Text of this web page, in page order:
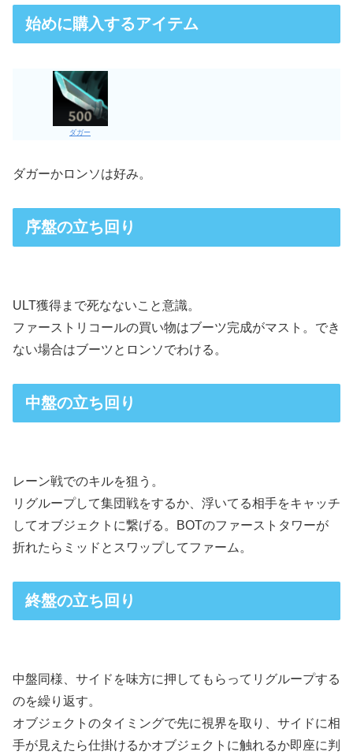
始めに購入するアイテム
ダガー
ダガーかロンソは好み。
序盤の立ち回り
ULT獲得まで死なないこと意識。
ファーストリコールの買い物はブーツ完成がマスト。でき
ない場合はブーツとロンソでわける。
中盤の立ち回り
レーン戦でのキルを狙う。
リグループして集団戦をするか、浮いてる相手をキャッチ
してオブジェクトに繋げる。BOTのファーストタワーが
折れたらミッドとスワップしてファーム。
終盤の立ち回り
中盤同様、サイドを味方に押してもらってリグループする
のを繰り返す。
オブジェクトのタイミングで先に視界を取り、サイドに相
手が見えたら仕掛けるかオブジェクトに触れるか即座に判